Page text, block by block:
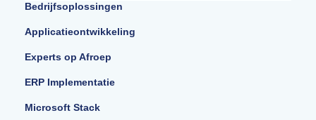
Bedrijfsoplossingen
Applicatieontwikkeling
Experts op Afroep
ERP Implementatie
Microsoft Stack